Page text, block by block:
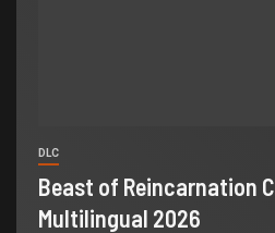
DLC
Beast of Reincarnation
Multilingual 2026